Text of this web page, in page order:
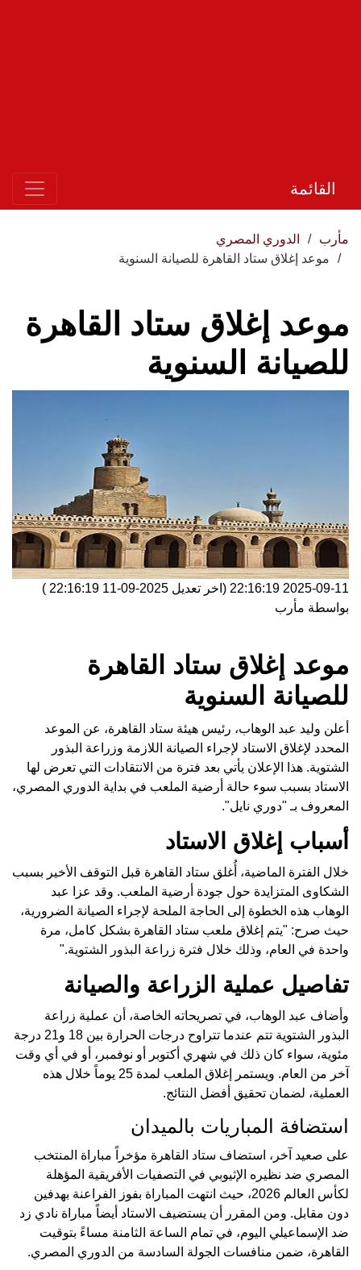
القائمة
مأرب
الدوري المصري
موعد إغلاق ستاد القاهرة للصيانة السنوية
موعد إغلاق ستاد القاهرة
للصيانة السنوية
2025-09-11 22:16:19 (اخر تعديل 2025-09-11 22:16:19
)
بواسطة مأرب
موعد إغلاق ستاد القاهرة
للصيانة السنوية
أعلن وليد عبد الوهاب، رئيس هيئة ستاد القاهرة، عن الموعد
المحدد لإغلاق الاستاد لإجراء الصيانة اللازمة وزراعة البذور
الشتوية. هذا الإعلان يأتي بعد فترة من الانتقادات التي تعرض لها
الاستاد بسبب سوء حالة أرضية الملعب في بداية الدوري المصري،
المعروف بـ "دوري نايل".
أسباب إغلاق الاستاد
خلال الفترة الماضية، أُغلق ستاد القاهرة قبل التوقف الأخير بسبب
الشكاوى المتزايدة حول جودة أرضية الملعب. وقد عزا عبد
الوهاب هذه الخطوة إلى الحاجة الملحة لإجراء الصيانة الضرورية،
حيث صرح: "يتم إغلاق ملعب ستاد القاهرة بشكل كامل، مرة
واحدة في العام، وذلك خلال فترة زراعة البذور الشتوية."
تفاصيل عملية الزراعة والصيانة
وأضاف عبد الوهاب، في تصريحاته الخاصة، أن عملية زراعة
البذور الشتوية تتم عندما تتراوح درجات الحرارة بين 18 و21 درجة
مئوية، سواء كان ذلك في شهري أكتوبر أو نوفمبر، أو في أي وقت
آخر من العام. ويستمر إغلاق الملعب لمدة 25 يوماً خلال هذه
العملية، لضمان تحقيق أفضل النتائج.
استضافة المباريات بالميدان
على صعيد آخر، استضاف ستاد القاهرة مؤخراً مباراة المنتخب
المصري ضد نظيره الإثيوبي في التصفيات الأفريقية المؤهلة
لكأس العالم 2026، حيث انتهت المباراة بفوز الفراعنة بهدفين
دون مقابل. ومن المقرر أن يستضيف الاستاد أيضاً مباراة نادي زد
ضد الإسماعيلي اليوم، في تمام الساعة الثامنة مساءً بتوقيت
القاهرة، ضمن منافسات الجولة السادسة من الدوري المصري.